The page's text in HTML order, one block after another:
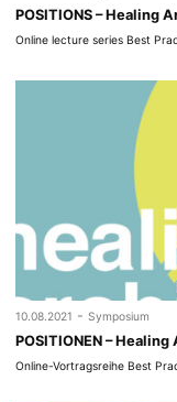
POSITIONS – Healing
Online lecture series Best
10.08.2021 - Symposium
POSITIONEN –
Online-Vortragsreihe Best